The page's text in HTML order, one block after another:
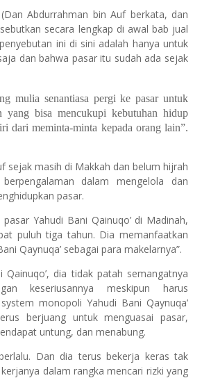
Abdurrahman bin Auf berkata, dan
secara lengkap di awal bab jual
ini di sini adalah hanya untuk
dan bahwa pasar itu sudah ada sejak
mulia senantiasa pergi ke pasar untuk
yang bisa mencukupi kebutuhan hidup
dari meminta-minta kepada orang lain”.
sejak masih di Makkah dan belum hijrah
dalam mengelola dan
pasar.
Yahudi Bani Qainuqo’ di Madinah,
puluh tiga tahun. Dia memanfaatkan
Qaynuqa’ sebagai para makelarnya”.
Qainuqo’, dia tidak patah semangatnya
keseriusannya meskipun harus
monopoli Yahudi Bani Qaynuqa’
berjuang untuk menguasai pasar,
untung, dan menabung.
Dan dia terus bekerja keras tak
dalam rangka mencari rizki yang